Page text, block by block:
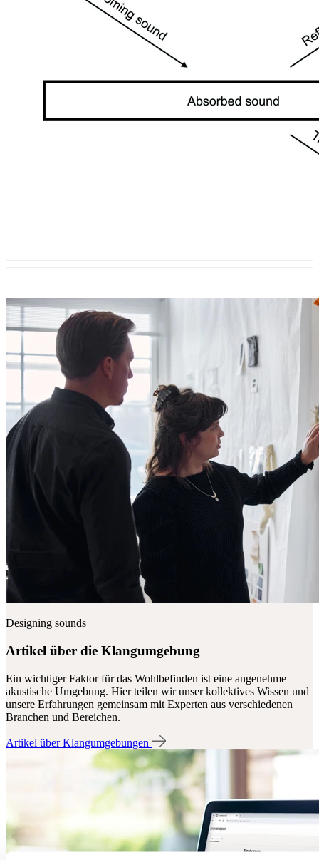
Designing sounds
Artikel über die Klangumgebung
Ein wichtiger Faktor für das Wohlbefinden ist eine angenehme
akustische Umgebung. Hier teilen wir unser kollektives Wissen und
unsere Erfahrungen gemeinsam mit Experten aus verschiedenen
Branchen und Bereichen.
Artikel über Klangumgebungen